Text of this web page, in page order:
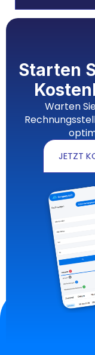
Starten
Warten
JETZT